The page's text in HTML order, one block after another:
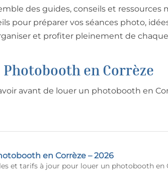
des guides, conseils et
pour préparer vos séances photo,
et profiter pleinement de
en Corrèze
avant de louer un photobooth en
en Corrèze – 2026
et tarifs à jour pour louer un photobooth en